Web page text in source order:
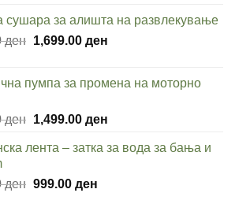
was:
990.00 ден.
is:
499.00 ден.
сушара за алишта на развлекување
ден Original
3,280.00 ден.
1,699.00 денCurrent
1,699.00 ден.
пумпа за промена на моторно
ден Original
was:
1,499.00 денCurrent
is:
лента – затка за вода за бања и
ден Original
999.00 денCurrent